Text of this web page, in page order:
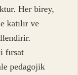
Her birey,
katılır ve
fırsat
pedagojik